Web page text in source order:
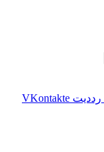
‫رددیت ‫VKontakte